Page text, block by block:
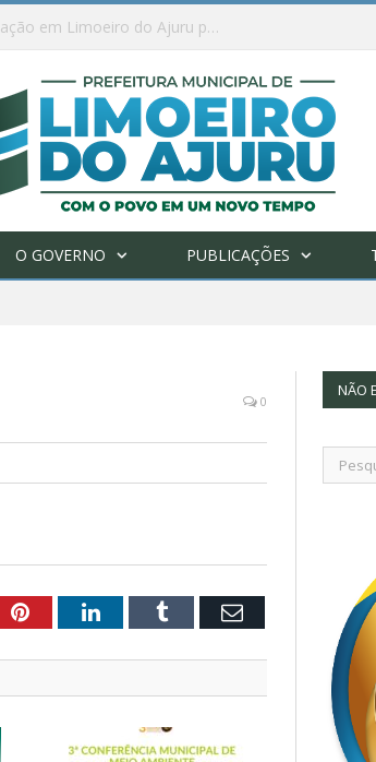
Ações de combate à Covid-19 na região ribeirinha de Limoeiro do Ajuru continuam
O GOVERNO PUBLICAÇÕES
0
PinterestLinkedInTumblr Email
NÃO